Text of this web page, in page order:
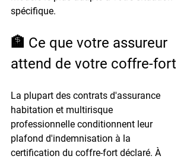
spécifique.
🏦 Ce que votre assureur
attend de votre coffre-fort
La plupart des contrats d'assurance
habitation et multirisque
professionnelle conditionnent leur
plafond d'indemnisation à la
certification du coffre-fort déclaré. À